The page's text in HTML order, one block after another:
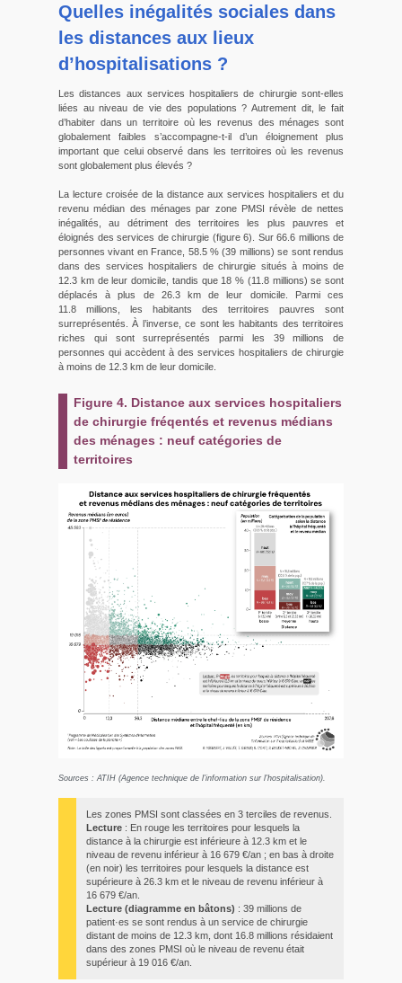
Quelles inégalités sociales dans
les distances aux lieux
d’hospitalisations ?
Les distances aux services hospitaliers de chirurgie sont-elles
liées au niveau de vie des populations ? Autrement dit, le fait
d’habiter dans un territoire où les revenus des ménages sont
globalement faibles s’accompagne-t-il d’un éloignement plus
important que celui observé dans les territoires où les revenus
sont globalement plus élevés ?
La lecture croisée de la distance aux services hospitaliers et du
revenu médian des ménages par zone PMSI révèle de nettes
inégalités, au détriment des territoires les plus pauvres et
éloignés des services de chirurgie (figure 6). Sur 66.6 millions de
personnes vivant en France, 58.5 % (39 millions) se sont rendus
dans des services hospitaliers de chirurgie situés à moins de
12.3 km de leur domicile, tandis que 18 % (11.8 millions) se sont
déplacés à plus de 26.3 km de leur domicile. Parmi ces
11.8 millions, les habitants des territoires pauvres sont
surreprésentés. À l’inverse, ce sont les habitants des territoires
riches qui sont surreprésentés parmi les 39 millions de
personnes qui accèdent à des services hospitaliers de chirurgie
à moins de 12.3 km de leur domicile.
Figure 4. Distance aux services hospitaliers
de chirurgie fréqentés et revenus médians
des ménages : neuf catégories de
territoires
Sources : ATIH (Agence technique de l'information sur l'hospitalisation).
Les zones PMSI sont classées en 3 terciles de revenus.
Lecture: En rouge les territoires pour lesquels la
distance à la chirurgie est inférieure à 12.3 km et le
niveau de revenu inférieur à 16 679 €/an ; en bas à droite
(en noir) les territoires pour lesquels la distance est
supérieure à 26.3 km et le niveau de revenu inférieur à
16 679 €/an.
Lecture (diagramme en bâtons) : 39 millions de
patient·es se sont rendus à un service de chirurgie
distant de moins de 12.3 km, dont 16.8 millions résidaient
dans des zones PMSI où le niveau de revenu était
supérieur à 19 016 €/an.